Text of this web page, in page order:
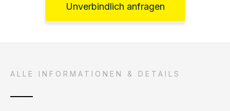
Unverbindlich anfragen
ALLE INFORMATIONEN & DETAILS